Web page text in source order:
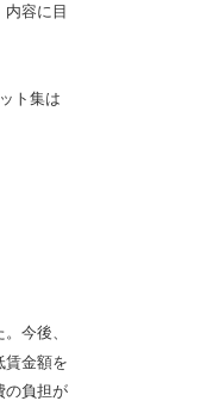
容に目
ト集は
今後、
賃金額を
の負担が